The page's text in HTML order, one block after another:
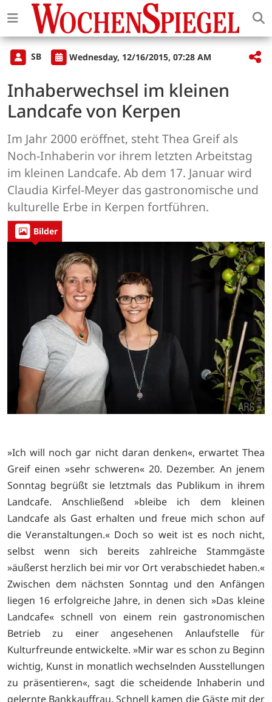
SB Wednesday, 12/16/2015, 07:28 AM
Inhaberwechsel im kleinen
Landcafe von Kerpen
Im Jahr 2000 eröffnet, steht Thea Greif als
Noch-Inhaberin vor ihrem letzten Arbeitstag
im kleinen Landcafe. Ab dem 17. Januar wird
Claudia Kirfel-Meyer das gastronomische und
kulturelle Erbe in Kerpen fortführen.
Bilder
»Ich will noch gar nicht daran denken«, erwartet Thea
Greif einen »sehr schweren« 20. Dezember. An jenem
Sonntag begrüßt sie letztmals das Publikum in ihrem
Landcafe. Anschließend »bleibe ich dem kleinen
Landcafe als Gast erhalten und freue mich schon auf
die Veranstaltungen.« Doch so weit ist es noch nicht,
selbst wenn sich bereits zahlreiche Stammgäste
»äußerst herzlich bei mir vor Ort verabschiedet haben.«
Zwischen dem nächsten Sonntag und den Anfängen
liegen 16 erfolgreiche Jahre, in denen sich »Das kleine
Landcafe« schnell von einem rein gastronomischen
Betrieb zu einer angesehenen Anlaufstelle für
Kulturfreunde entwickelte. »Mir war es schon zu Beginn
wichtig, Kunst in monatlich wechselnden Ausstellungen
zu präsentieren«, sagt die scheidende Inhaberin und
gelernte Bankkauffrau. Schnell kamen die Gäste mit der